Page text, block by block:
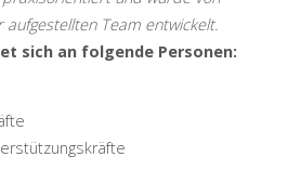
Team entwickelt.
sich an folgende Personen: